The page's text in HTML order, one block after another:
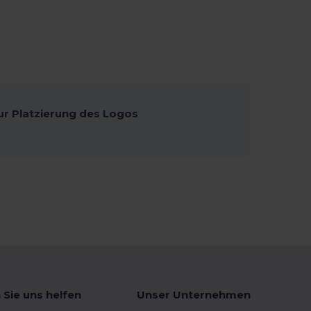
Platzierung des Logos
Sie uns helfen Unser Unternehmen